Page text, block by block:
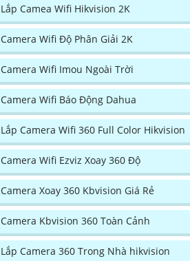
Lắp Camea Wifi Hikvision 2K
Camera Wifi Độ Phân Giải 2K
Camera Wifi Imou Ngoài Trời
Camera Wifi Báo Động Dahua
Lắp Camera Wifi 360 Full Color Hikvision
Camera Wifi Ezviz Xoay 360 Độ
Camera Xoay 360 Kbvision Giá Rẻ
Camera Kbvision 360 Toàn Cảnh
Lắp Camera 360 Trong Nhà hikvision